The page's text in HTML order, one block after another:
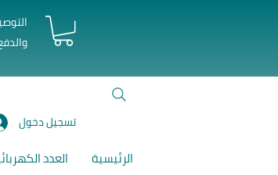
تسجيل دخول
الرئيسية العدد